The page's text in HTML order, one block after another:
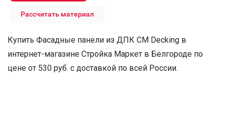
Рассчитать материал
Купить Фасадные панели из ДПК CM Decking в
интернет-магазине Стройка Маркет в Белгороде по
цене от 530 руб. с доставкой по всей России.